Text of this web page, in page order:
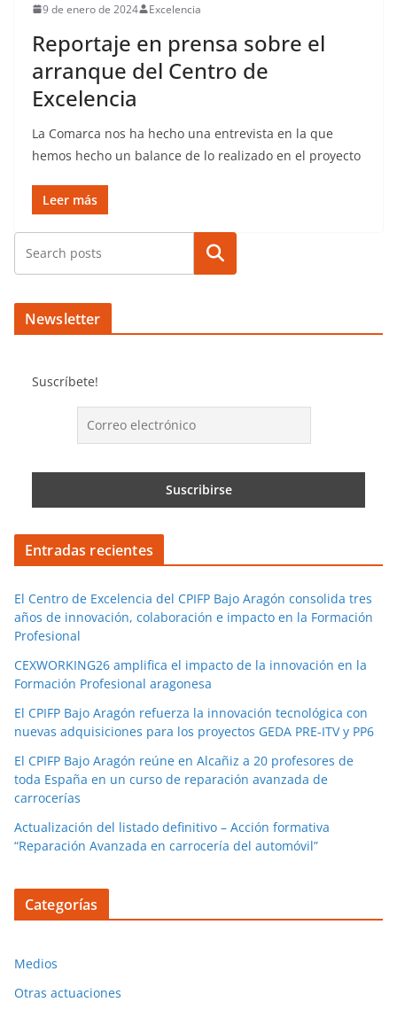
9 de enero de 2024 Excelencia
Reportaje en prensa sobre el
arranque del Centro de
Excelencia
La Comarca nos ha hecho una entrevista en la que
hemos hecho un balance de lo realizado en el proyecto
Leer más
Buscar
Newsletter
Suscríbete!
Entradas recientes
El Centro de Excelencia del CPIFP Bajo Aragón consolida tres
años de innovación, colaboración e impacto en la Formación
Profesional
CEXWORKING26 amplifica el impacto de la innovación en la
Formación Profesional aragonesa
El CPIFP Bajo Aragón refuerza la innovación tecnológica con
nuevas adquisiciones para los proyectos GEDA PRE-ITV y PP6
El CPIFP Bajo Aragón reúne en Alcañiz a 20 profesores de
toda España en un curso de reparación avanzada de
carrocerías
Actualización del listado definitivo – Acción formativa
“Reparación Avanzada en carrocería del automóvil”
Categorías
Medios
Otras actuaciones